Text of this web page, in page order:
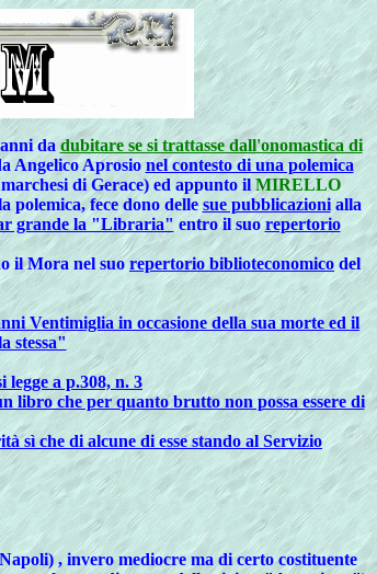
dadubitare se si trattasse dall'onomastica di
Angelico Aprosionel contesto di una polemica
di Gerace) ed appunto il MIRELLO
polemica, fece dono dellesue pubblicazionialla
grande la "Libraria" entro il suorepertorio
il Mora nel suorepertorio biblioteconomico del
Ventimiglia in occasione della sua morte ed il
stessa"
a p.308, n. 3
libro che per quanto brutto non possa essere di
sì che di alcune di esse stando al Servizio
, invero mediocre ma di certo costituente